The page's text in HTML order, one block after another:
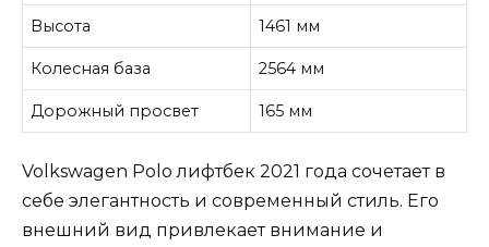
Высота 1461 мм
Колесная база 2564 мм
Дорожный просвет 165 мм
Volkswagen Polo лифтбек 2021 года сочетает в
себе элегантность и современный стиль. Его
внешний вид привлекает внимание и